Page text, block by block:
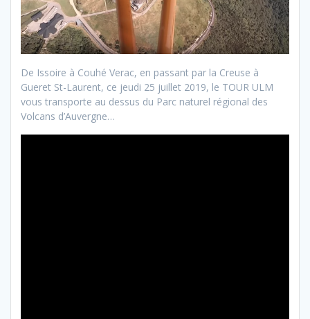
De Issoire à Couhé Verac, en passant par la Creuse à
Gueret St-Laurent, ce jeudi 25 juillet 2019, le TOUR ULM
vous transporte au dessus du Parc naturel régional des
Volcans d’Auvergne…